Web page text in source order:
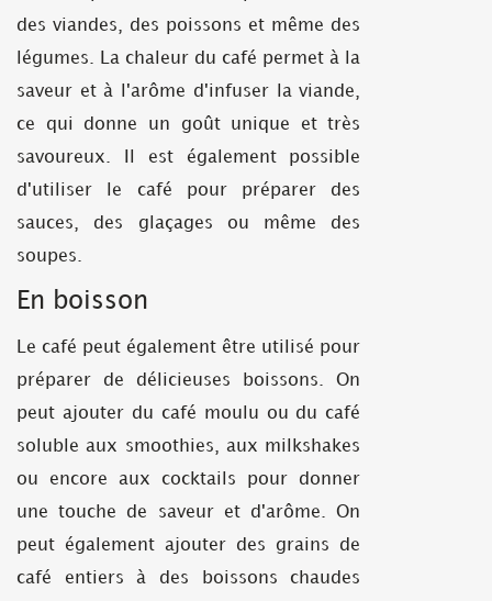
des viandes, des poissons et même des
légumes. La chaleur du café permet à la
saveur et à l'arôme d'infuser la viande,
ce qui donne un goût unique et très
savoureux. Il est également possible
d'utiliser le café pour préparer des
sauces, des glaçages ou même des
soupes.
En boisson
Le café peut également être utilisé pour
préparer de délicieuses boissons. On
peut ajouter du café moulu ou du café
soluble aux smoothies, aux milkshakes
ou encore aux cocktails pour donner
une touche de saveur et d'arôme. On
peut également ajouter des grains de
café entiers à des boissons chaudes